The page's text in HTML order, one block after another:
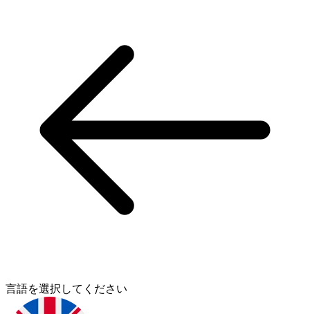
言語を選択してください